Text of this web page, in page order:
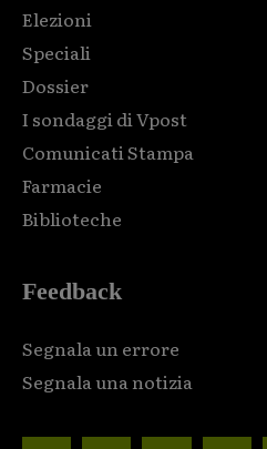
Elezioni
Speciali
Dossier
I sondaggi di Vpost
Comunicati Stampa
Farmacie
Biblioteche
Feedback
Segnala un errore
Segnala una notizia